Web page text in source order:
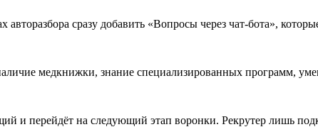
сразу добавить «Вопросы через чат-бота»,
медкнижки, знание специализированных программ,
и перейдёт на следующий этап воронки. Рекрутер лишь